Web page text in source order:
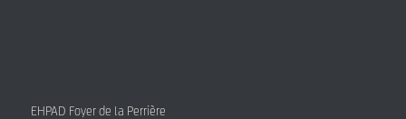
EHPAD Foyer de la Perrière